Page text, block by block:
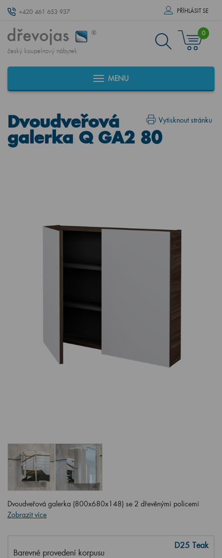
+420 461 653 937 PŘÍHLÁSIT SE
český koupelnový nábytek
0
MENU
Vytisknout stránku
Dvoudveřová
galerka Q GA2 80
Dvoudveřová galerka (800x680x148) se 2 dřevěnými policemi
Zobrazit více
Barevné provedení korpusu
D25 Teak